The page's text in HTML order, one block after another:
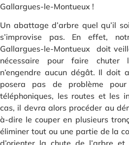
Gallargues-le-Montueux !
Un abattage d’arbre quel qu’il
s’improvise pas. En effet,
Gallargues-le-Montueux doit
nécessaire pour faire chuter
n’engendre aucun dégât. Il doit
posera pas de problème
téléphoniques, les routes et les
cas, il devra alors procéder au
à-dire le couper en plusieurs
éliminer tout ou une partie de la
d’orienter la chute de l’arbre